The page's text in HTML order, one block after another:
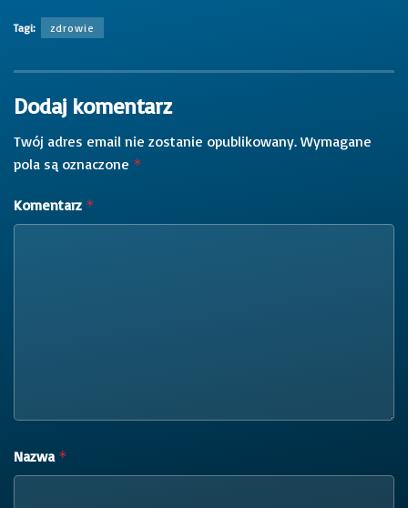
Tagi: zdrowie
Dodaj komentarz
Twój adres email nie zostanie opublikowany. Wymagane
pola są oznaczone *
Komentarz *
Nazwa *